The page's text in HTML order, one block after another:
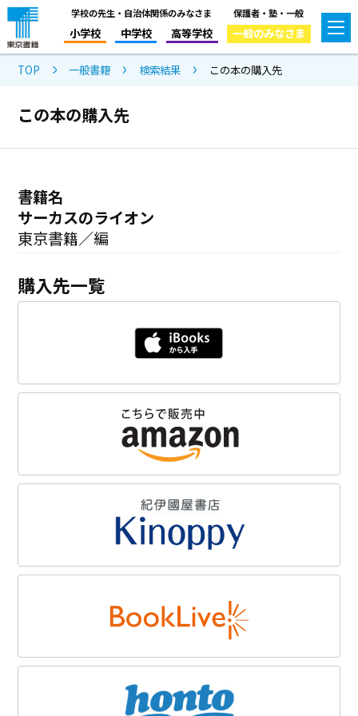
学校の先生・自治体関係のみなさま
小学校 中学校 高等学校
保護者・塾・一般
一般のみなさま
TOP 一般書籍 検索結果 この本の購入先
この本の購入先
書籍名
サーカスのライオン
東京書籍／編
購入先一覧